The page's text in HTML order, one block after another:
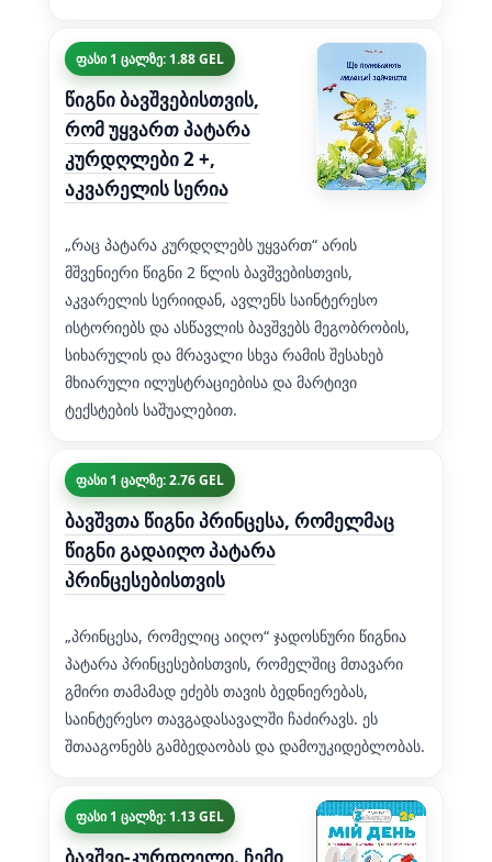
ფასი 1 ცალზე: 1.88 GEL
წიგნი ბავშვებისთვის,
რომ უყვართ პატარა
კურდღლები 2 +,
აკვარელის სერია
„რაც პატარა კურდღლებს უყვართ“ არის
მშვენიერი წიგნი 2 წლის ბავშვებისთვის,
აკვარელის სერიიდან, ავლენს საინტერესო
ისტორიებს და ასწავლის ბავშვებს მეგობრობის,
სიხარულის და მრავალი სხვა რამის შესახებ
მხიარული ილუსტრაციებისა და მარტივი
ტექსტების საშუალებით.
ფასი 1 ცალზე: 2.76 GEL
ბავშვთა წიგნი პრინცესა, რომელმაც
წიგნი გადაიღო პატარა
პრინცესებისთვის
„პრინცესა, რომელიც აიღო“ ჯადოსნური წიგნია
პატარა პრინცესებისთვის, რომელშიც მთავარი
გმირი თამამად ეძებს თავის ბედნიერებას,
საინტერესო თავგადასავალში ჩაძირავს. ეს
შთააგონებს გამბედაობას და დამოუკიდებლობას.
ფასი 1 ცალზე: 1.13 GEL